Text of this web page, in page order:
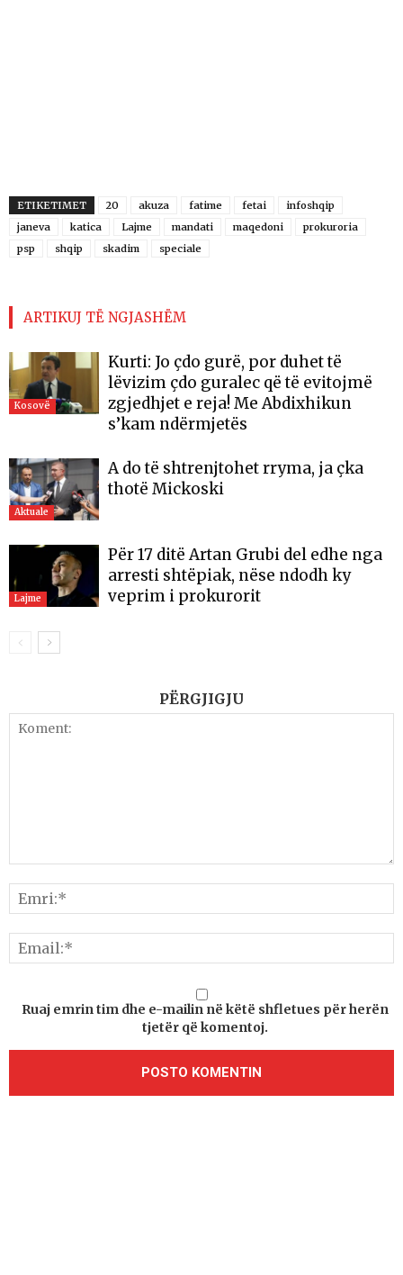
ETIKETIMET 20 akuza fatime fetai
infoshqip
janeva
katica Lajme mandati maqedoni
prokuroria
psp
shqip skadim speciale
ARTIKUJ TË NGJASHËM
Kosovë
Kurti: Jo çdo gurë, por duhet të
lëvizim çdo guralec që të evitojmë
zgjedhjet e reja! Me Abdixhikun
s’kam ndërmjetës
Aktuale
A do të shtrenjtohet rryma, ja çka
thotë Mickoski
Lajme
Për 17 ditë Artan Grubi del edhe nga
arresti shtëpiak, nëse ndodh ky
veprim i prokurorit
PËRGJIGJU
Ruaj emrin tim dhe e-mailin në këtë shfletues për herën
tjetër që komentoj.